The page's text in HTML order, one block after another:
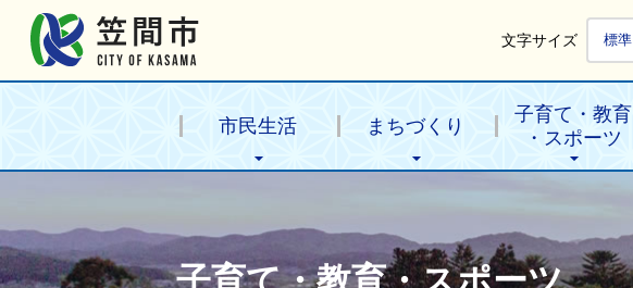
文字サイズ 標準
市民生活 まちづくり
子育て・教育
・スポーツ
子育て・教育・スポーツ